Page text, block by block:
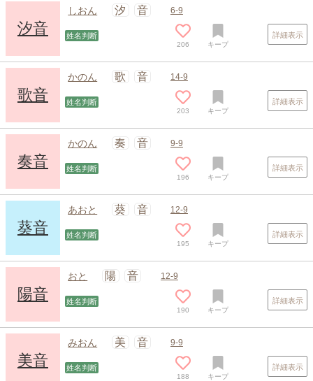
汐音
しおん 汐 音 6-9
姓名判断
206 キープ
詳細表示
歌音
かのん 歌 音 14-9
姓名判断
203 キープ
詳細表示
奏音
かのん 奏 音 9-9
姓名判断
196 キープ
詳細表示
葵音
あおと 葵 音 12-9
姓名判断
195 キープ
詳細表示
陽音
おと 陽 音 12-9
姓名判断
190 キープ
詳細表示
美音
みおん 美 音 9-9
姓名判断
188 キープ
詳細表示